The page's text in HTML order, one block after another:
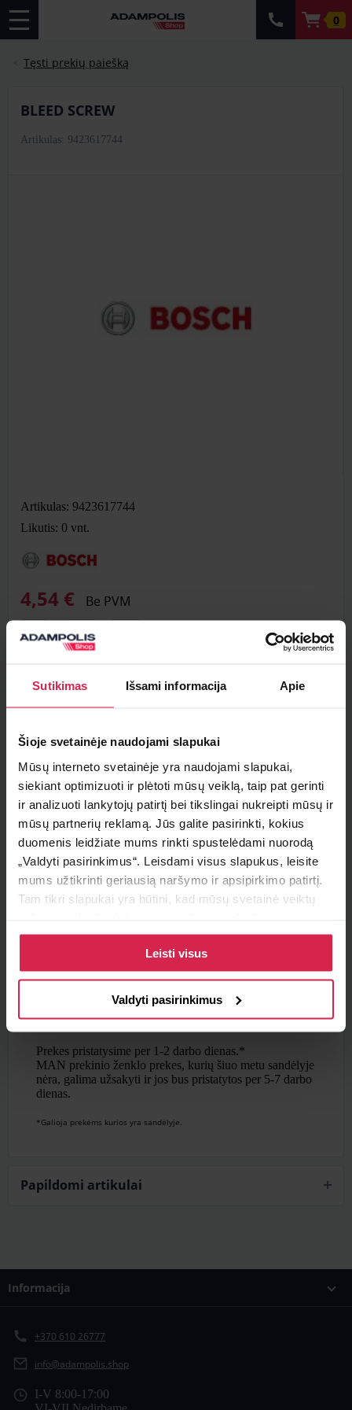
Sutikimas Išsami informacija Apie
Šioje svetainėje naudojami slapukai
Mūsų interneto svetainėje yra naudojami slapukai,
siekiant optimizuoti ir plėtoti mūsų veiklą, taip pat gerinti
ir analizuoti lankytojų patirtį bei tikslingai nukreipti mūsų ir
mūsų partnerių reklamą. Jūs galite pasirinkti, kokius
duomenis leidžiate mums rinkti spustelėdami nuorodą
„Valdyti pasirinkimus“. Leisdami visus slapukus, leisite
mums užtikrinti geriausią naršymo ir apsipirkimo patirtį.
Tam tikri slapukai yra būtini, kad mūsų svetainė veiktų
Daugiau informacijos apie slapukus ir kaip mes juos
naudojame galite rasti mūsų slapukų politikoje, taip pat
https://www.allaboutcookies.org/
Leisti visus
Valdyti pasirinkimus
0
Tęsti prekių paiešką
BLEED SCREW
Artikulas: 9423617744
Artikulas: 9423617744
Likutis: 0 vnt.
4,54 € Be PVM
Į krepšelį
Pakuotės informacija 1 vnt.
Teirautis apie prekę
Radai pigiau ?
Pristatymo sąlygos
Atsiėmimas parduotuvėje
Paruoštus užsakymus galite atsiimti pasirinktame
Pristatymas pasirinktu adresu
pristatymas Lietuvoje užsakymams nuo
50€.
Prekes pristatysime per 1-2 darbo dienas.*
MAN prekinio ženklo prekes, kurių šiuo metu sandėlyje
nėra, galima užsakyti ir jos bus pristatytos per 5-7 darbo
dienas.
*Galioja prekėms kurios yra sandėlyje.
Papildomi artikulai
Informacija
+370 610 26777
info@adampolis.shop
I-V 8:00-17:00